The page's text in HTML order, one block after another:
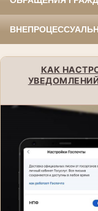
КАК